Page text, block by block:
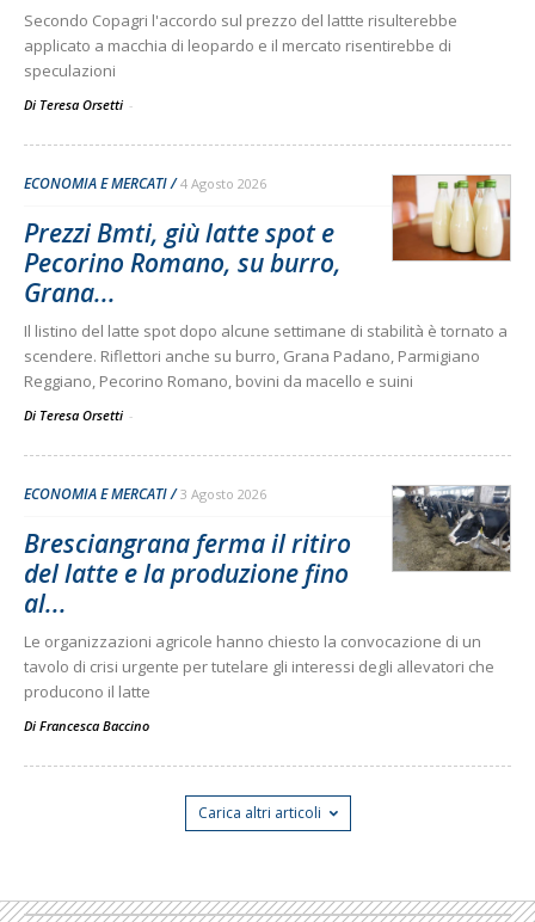
Secondo Copagri l'accordo sul prezzo del lattte risulterebbe
applicato a macchia di leopardo e il mercato risentirebbe di
speculazioni
Di Teresa Orsetti -
ECONOMIA E MERCATI 4 Agosto 2026
Prezzi Bmti, giù latte spot e
Pecorino Romano, su burro,
Grana...
Il listino del latte spot dopo alcune settimane di stabilità è tornato a
scendere. Riflettori anche su burro, Grana Padano, Parmigiano
Reggiano, Pecorino Romano, bovini da macello e suini
Di Teresa Orsetti -
ECONOMIA E MERCATI 3 Agosto 2026
Bresciangrana ferma il ritiro
del latte e la produzione fino
al...
Le organizzazioni agricole hanno chiesto la convocazione di un
tavolo di crisi urgente per tutelare gli interessi degli allevatori che
producono il latte
Di Francesca Baccino
Carica altri articoli